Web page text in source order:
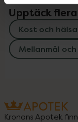
Upptäck
Kost och hälsa
Mellanmål och
Kronans Apotek